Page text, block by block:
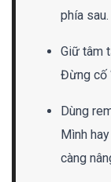
phía sau.
Giữ tâm
Đừng cố
Dùng
Mình
càng